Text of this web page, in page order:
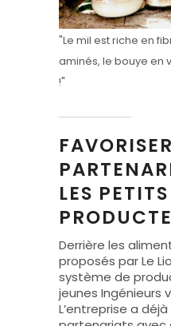
"Le mil est riche en
aminés, le bouye en
!"
LES PETITS
Derrière les
proposés par Le
système de
jeunes Ingénieurs
L’entreprise a